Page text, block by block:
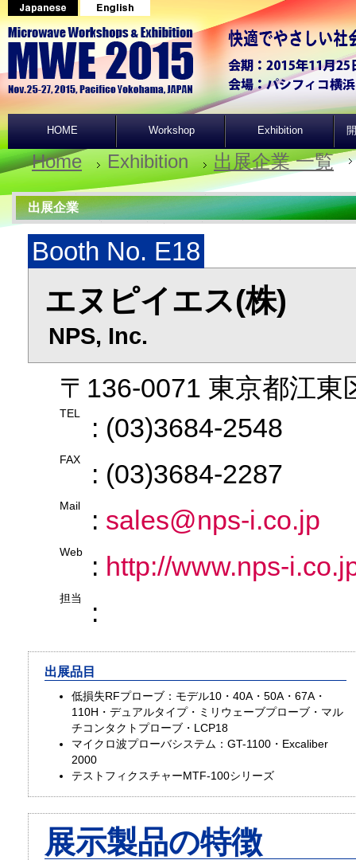
HOME Workshop Exhibition
Home Exhibition 出展企業 一覧
出展企業
Booth No. E18
エヌピイエス(株)
NPS, Inc.
〒136-0071 東京都江東
TEL : (03)3684-2548
FAX : (03)3684-2287
Mail : sales@nps-i.co.jp
Web : http://www.nps-
担当 :
出展品目
低損失RFプローブ：モデル10・40A・50A・67A・
110H・デュアルタイプ・ミリウェーブプローブ・マル
チコンタクトプローブ・LCP18
マイクロ波プローバシステム：GT-1100・Excaliber
2000
テストフィクスチャーMTF-100シリーズ
展示製品の特徴